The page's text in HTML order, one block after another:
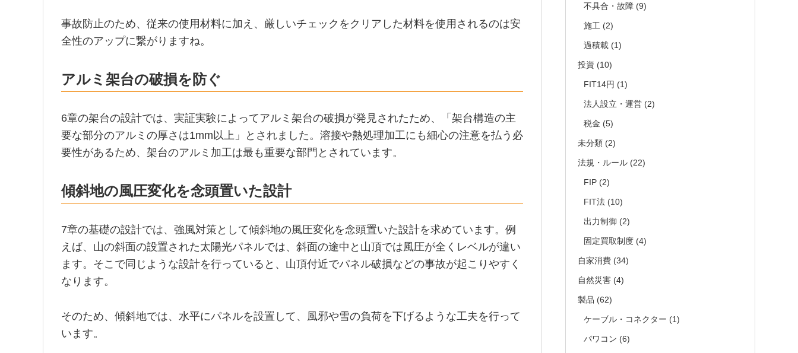
事故防止のため、従来の使用材料に加え、厳しいチェックをクリアした材料を使用されるのは安
全性のアップに繋がりますね。
アルミ架台の破損を防ぐ
6章の架台の設計では、実証実験によってアルミ架台の破損が発見されたため、「架台構造の主
要な部分のアルミの厚さは1mm以上」とされました。溶接や熱処理加工にも細心の注意を払う必
要性があるため、架台のアルミ加工は最も重要な部門とされています。
傾斜地の風圧変化を念頭置いた設計
7章の基礎の設計では、強風対策として傾斜地の風圧変化を念頭置いた設計を求めています。例
えば、山の斜面の設置された太陽光パネルでは、斜面の途中と山頂では風圧が全くレベルが違い
ます。そこで同じような設計を行っていると、山頂付近でパネル破損などの事故が起こりやすく
なります。
そのため、傾斜地では、水平にパネルを設置して、風邪や雪の負荷を下げるような工夫を行って
います。
不具合・故障 (9)
施工 (2)
過積載 (1)
投資 (10)
FIT14円 (1)
法人設立・運営 (2)
税金 (5)
未分類 (2)
法規・ルール (22)
FIP (2)
FIT法 (10)
出力制御 (2)
固定買取制度 (4)
自家消費 (34)
自然災害 (4)
製品 (62)
ケーブル・コネクター (1)
パワコン (6)